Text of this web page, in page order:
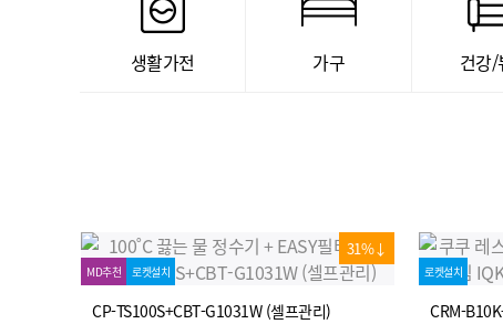
생활가전 가구 건강/
31%↓
MD추천 로켓설치
CP-TS100S+CBT-G1031W (셀프관리)
로켓설치
CRM-